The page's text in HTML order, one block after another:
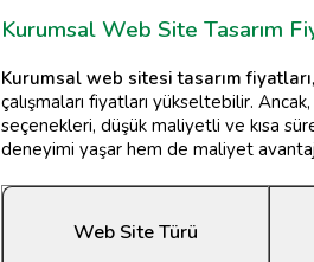
Kurumsal Web Site Tasarım
Kurumsal web sitesi tasarım fiyatları
çalışmaları fiyatları yükseltebilir.
seçenekleri, düşük maliyetli ve kısa
deneyimi yaşar hem de maliyet
Web Site Türü